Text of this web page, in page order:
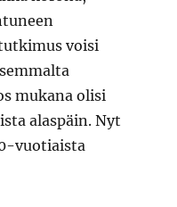
voisi
mukana olisi
alaspäin. Nyt
vuotiaista